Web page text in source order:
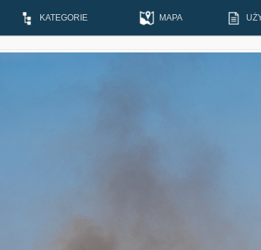
KATEGORIE MAPA